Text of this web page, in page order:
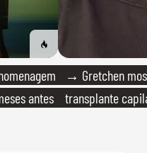
antes
→ Gretchen
transplante